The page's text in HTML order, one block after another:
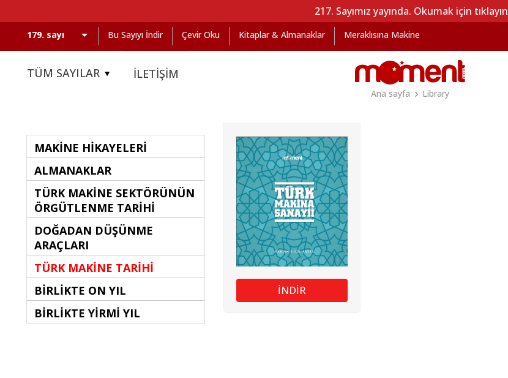
217. Sayımız yayında. Okumak için tıklayın
Bu Sayıyı İndir Çevir Oku Kitaplar & Almanaklar Meraklısına Makine
TÜM SAYILAR İLETİŞİM
Ana sayfa
Library
MAKİNE HİKAYELERİ
ALMANAKLAR
TÜRK MAKİNE SEKTÖRÜNÜN
ÖRGÜTLENME TARİHİ
DOĞADAN DÜŞÜNME
ARAÇLARI
TÜRK MAKİNE TARİHİ
BİRLİKTE ON YIL
BİRLİKTE YİRMİ YIL
İNDİR